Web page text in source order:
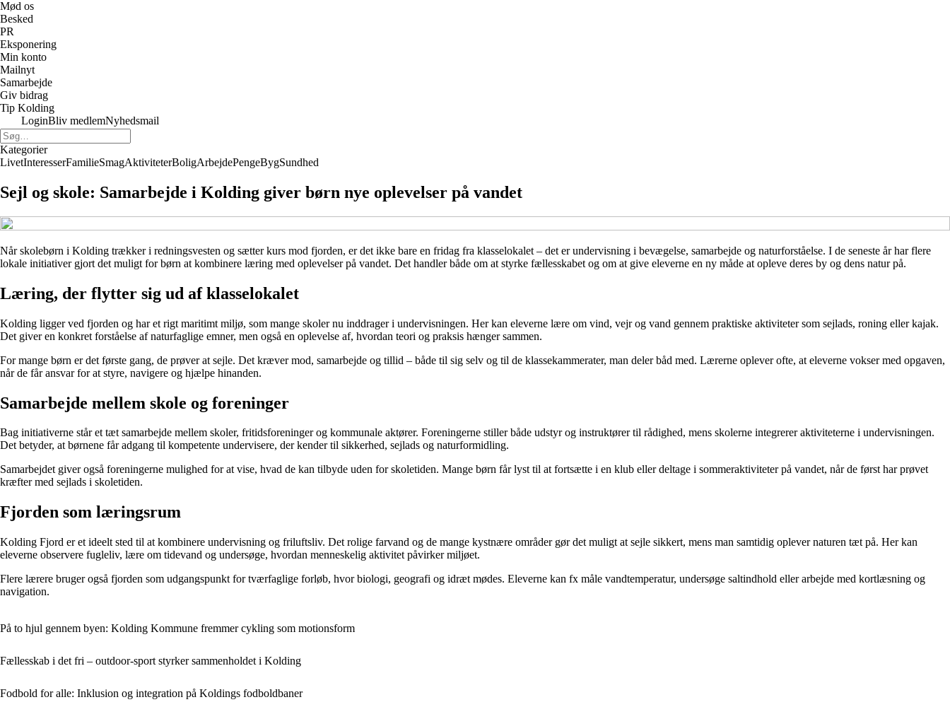
Mød os
Besked
PR
Eksponering
Min konto
Mailnyt
Samarbejde
Giv bidrag
Tip Kolding
LoginBliv medlemNyhedsmail
Kategorier
LivetInteresserFamilieSmagAktiviteterBoligArbejdePengeBygSundhed
Sejl og skole: Samarbejde i Kolding giver børn nye oplevelser på vandet
Når skolebørn i Kolding trækker i redningsvesten og sætter kurs mod fjorden, er det ikke bare en fridag fra klasselokalet – det er undervisning i bevægelse, samarbejde og naturforståelse. I de seneste år har flere
lokale initiativer gjort det muligt for børn at kombinere læring med oplevelser på vandet. Det handler både om at styrke fællesskabet og om at give eleverne en ny måde at opleve deres by og dens natur på.
Læring, der flytter sig ud af klasselokalet
Kolding ligger ved fjorden og har et rigt maritimt miljø, som mange skoler nu inddrager i undervisningen. Her kan eleverne lære om vind, vejr og vand gennem praktiske aktiviteter som sejlads, roning eller kajak.
Det giver en konkret forståelse af naturfaglige emner, men også en oplevelse af, hvordan teori og praksis hænger sammen.
For mange børn er det første gang, de prøver at sejle. Det kræver mod, samarbejde og tillid – både til sig selv og til de klassekammerater, man deler båd med. Lærerne oplever ofte, at eleverne vokser med opgaven,
når de får ansvar for at styre, navigere og hjælpe hinanden.
Samarbejde mellem skole og foreninger
Bag initiativerne står et tæt samarbejde mellem skoler, fritidsforeninger og kommunale aktører. Foreningerne stiller både udstyr og instruktører til rådighed, mens skolerne integrerer aktiviteterne i undervisningen.
Det betyder, at børnene får adgang til kompetente undervisere, der kender til sikkerhed, sejlads og naturformidling.
Samarbejdet giver også foreningerne mulighed for at vise, hvad de kan tilbyde uden for skoletiden. Mange børn får lyst til at fortsætte i en klub eller deltage i sommeraktiviteter på vandet, når de først har prøvet
kræfter med sejlads i skoletiden.
Fjorden som læringsrum
Kolding Fjord er et ideelt sted til at kombinere undervisning og friluftsliv. Det rolige farvand og de mange kystnære områder gør det muligt at sejle sikkert, mens man samtidig oplever naturen tæt på. Her kan
eleverne observere fugleliv, lære om tidevand og undersøge, hvordan menneskelig aktivitet påvirker miljøet.
Flere lærere bruger også fjorden som udgangspunkt for tværfaglige forløb, hvor biologi, geografi og idræt mødes. Eleverne kan fx måle vandtemperatur, undersøge saltindhold eller arbejde med kortlæsning og
navigation.
På to hjul gennem byen: Kolding Kommune fremmer cykling som motionsform
Fællesskab i det fri – outdoor-sport styrker sammenholdet i Kolding
Fodbold for alle: Inklusion og integration på Koldings fodboldbaner